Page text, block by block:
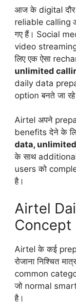
आज के digital
reliable calling
गए हैं। Social
video
लिए एक ऐसा
unlimited
daily data
option बनते जा रहे
Airtel अपने
benefits देने के
data,
के साथ
users को
है।
Airtel
Concept
Airtel के कई
रोजाना निश्चित
common
जो normal
है।